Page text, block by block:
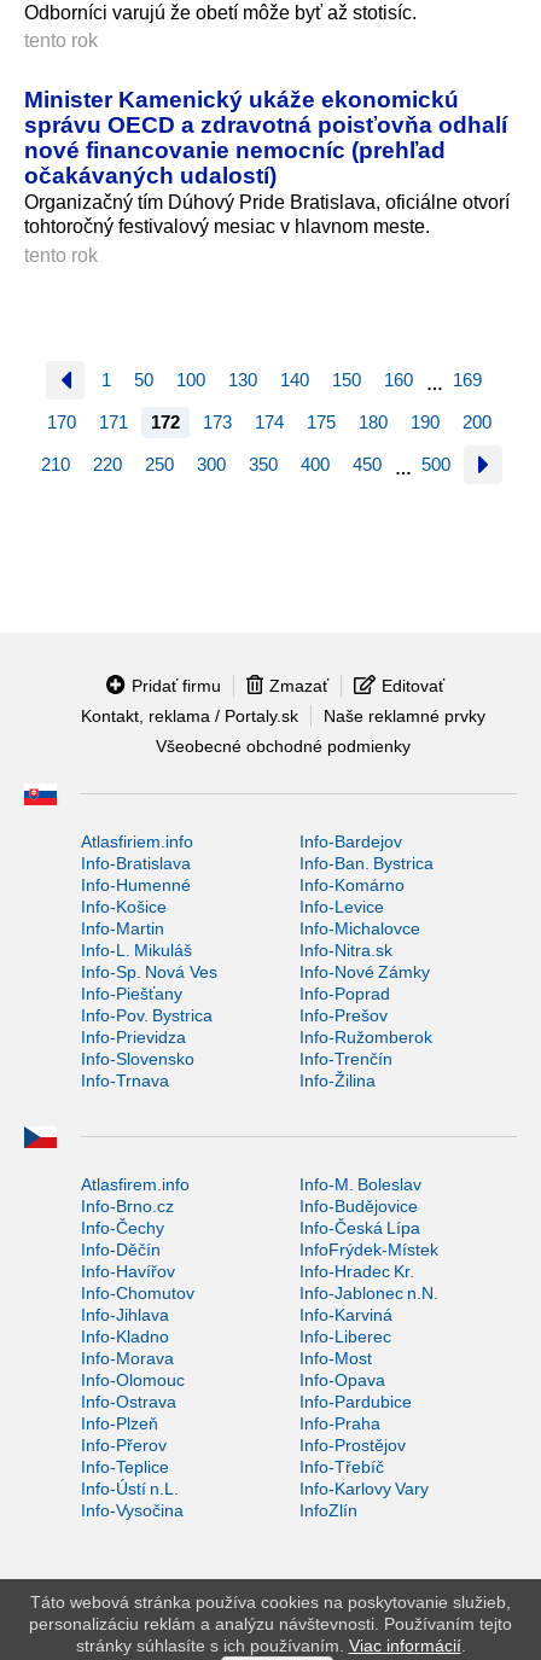
Odborníci varujú že obetí môže byť až stotisíc.
tento rok
Minister Kamenický ukáže ekonomickú
správu OECD a zdravotná poisťovňa odhalí
nové financovanie nemocníc (prehľad
očakávaných udalostí)
Organizačný tím Dúhový Pride Bratislava, oficiálne otvorí
tohtoročný festivalový mesiac v hlavnom meste.
tento rok
1 50 100 130 140 150 160 … 169
170 171 172 173 174 175 180 190 200
210 220 250 300 350 400 450 … 500
Pridať firmu Zmazať
Editovať
Kontakt, reklama / Portaly.sk
Naše reklamné prvky
Všeobecné obchodné podmienky
Atlasfiriem.info
Info-Bardejov
Info-Bratislava
Info-Ban. Bystrica
Info-Humenné
Info-Komárno
Info-Košice
Info-Levice
Info-Martin
Info-Michalovce
Info-L. Mikuláš
Info-Nitra.sk
Info-Sp. Nová Ves
Info-Nové Zámky
Info-Piešťany
Info-Poprad
Info-Pov. Bystrica
Info-Prešov
Info-Prievidza
Info-Ružomberok
Info-Slovensko
Info-Trenčín
Info-Trnava
Info-Žilina
Atlasfirem.info
Info-M. Boleslav
Info-Brno.cz
Info-Budějovice
Info-Čechy
Info-Česká Lípa
Info-Děčín
InfoFrýdek-Místek
Info-Havířov
Info-Hradec Kr.
Info-Chomutov
Info-Jablonec n.N.
Info-Jihlava
Info-Karviná
Info-Kladno
Info-Liberec
Info-Morava
Info-Most
Info-Olomouc
Info-Opava
Info-Ostrava
Info-Pardubice
Info-Plzeň
Info-Praha
Info-Přerov
Info-Prostějov
Info-Teplice
Info-Třebíč
Info-Ústí n.L.
Info-Karlovy Vary
Info-Vysočina
InfoZlín
Táto webová stránka používa cookies na poskytovanie služieb,
personalizáciu reklám a analýzu návštevnosti. Používaním tejto
stránky súhlasíte s ich používaním. Viac informácií.